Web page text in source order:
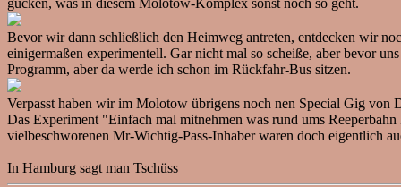
Bevor wir dann schließlich den Heimweg antreten, entdecken wir
einigermaßen experimentell. Gar nicht mal so scheiße, aber bevor
Programm, aber da werde ich schon im Rückfahr-Bus sitzen.
Verpasst haben wir im Molotow übrigens noch nen Special Gig von
Das Experiment "Einfach mal mitnehmen was rund ums
vielbeschworenen Mr-Wichtig-Pass-Inhaber waren doch eigentlich
In Hamburg sagt man Tschüss